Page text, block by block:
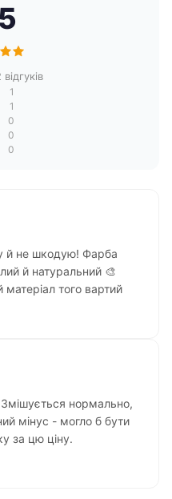
1
1
0
0
0
й не шкодую! Фарба
й натуральний 🎨
того вартий
нормально,
мінус - могло б бути
за цю ціну.